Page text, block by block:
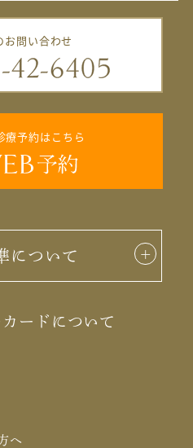
お問い合わせ
療予約はこちら
について
ードについて
へ